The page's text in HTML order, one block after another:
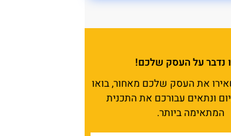
נדבר על העסק שלכם!
את העסק שלכם מאחור, בואו
ונתאים עבורכם את התכנית
המתאימה ביותר.